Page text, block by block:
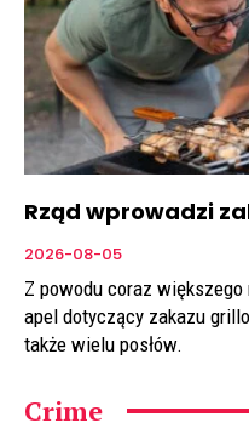
Rząd wprowadzi
2026-08-05
Z powodu coraz
apel dotyczący zakazu
także wielu posłów.
Crime